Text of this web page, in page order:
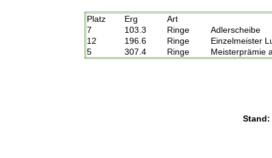
Platz Erg
Art
7
103.3 Ringe
Adlerscheibe
12
196.6 Ringe
Einzelmeister
5
307.4 Ringe Meisterprämie
Stand: